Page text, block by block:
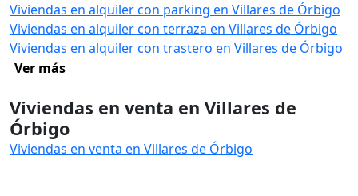
Viviendas en alquiler con parking en Villares de Órbigo
Viviendas en alquiler con terraza en Villares de Órbigo
Viviendas en alquiler con trastero en Villares de Órbigo
Ver más
Viviendas en venta en Villares de
Órbigo
Viviendas en venta en Villares de Órbigo